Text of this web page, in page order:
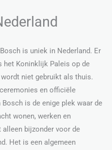
is uniek in Nederland. Er
het Koninklijk Paleis op de
niet gebruikt als thuis.
en officiële
is de enige plek waar de
wonen, werken en
bijzonder voor de
Het is een algemeen